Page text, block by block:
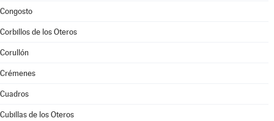
Congosto
Corbillos de los Oteros
Corullón
Crémenes
Cuadros
Cubillas de los Oteros